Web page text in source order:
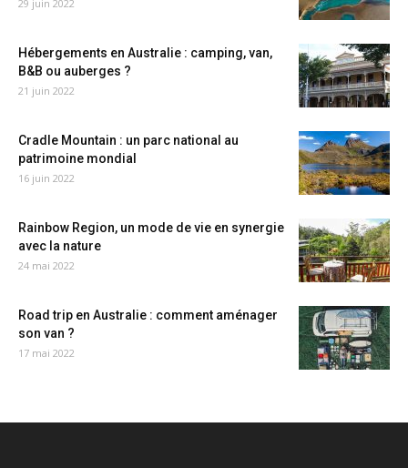
29 juin 2022
Hébergements en Australie : camping, van,
B&B ou auberges ?
21 juin 2022
Cradle Mountain : un parc national au
patrimoine mondial
16 juin 2022
Rainbow Region, un mode de vie en synergie
avec la nature
24 mai 2022
Road trip en Australie : comment aménager
son van ?
17 mai 2022